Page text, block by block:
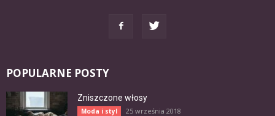
POPULARNE POSTY
Zniszczone włosy
Moda i styl 25 września 2018